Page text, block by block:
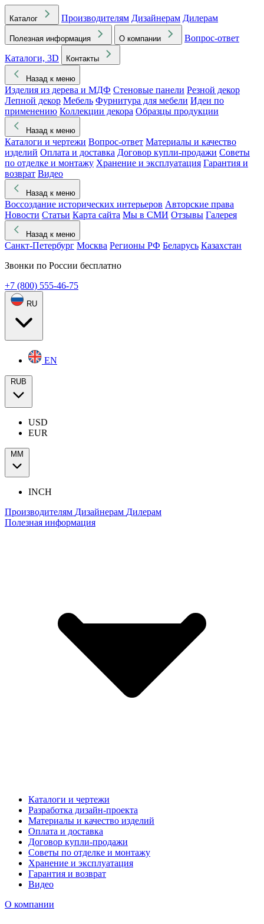
Каталог Производителям Дизайнерам Дилерам
Полезная информация О компании
Вопрос-ответ
Каталоги, 3D
Контакты
Назад к меню
Изделия из дерева и МДФ Стеновые панели Резной декор
Лепной декор Мебель Фурнитура для мебели Идеи по
применению Коллекции декора Образцы продукции
Назад к меню
Каталоги и чертежи Вопрос-ответ Материалы и качество
изделий Оплата и доставка Договор купли-продажи Советы
по отделке и монтажу Хранение и эксплуатация Гарантия и
возврат Видео
Назад к меню
Воссоздание исторических интерьеров Авторские права
Новости Статьи Карта сайта Мы в СМИ Отзывы Галерея
Назад к меню
Санкт-Петербург Москва Регионы РФ Беларусь Казахстан
Звонки по России бесплатно
+7 (800) 555-46-75
RU
EN
RUB
USD
EUR
ММ
INCH
Производителям Дизайнерам Дилерам
Полезная информация
Каталоги и чертежи
Разработка дизайн-проекта
Материалы и качество изделий
Оплата и доставка
Договор купли-продажи
Советы по отделке и монтажу
Хранение и эксплуатация
Гарантия и возврат
Видео
О компании